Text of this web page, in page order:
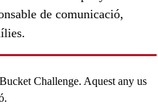
de comunicació,
Challenge. Aquest any us